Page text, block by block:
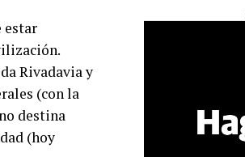
estar
Rivadavia y
(con la
destina
(hoy